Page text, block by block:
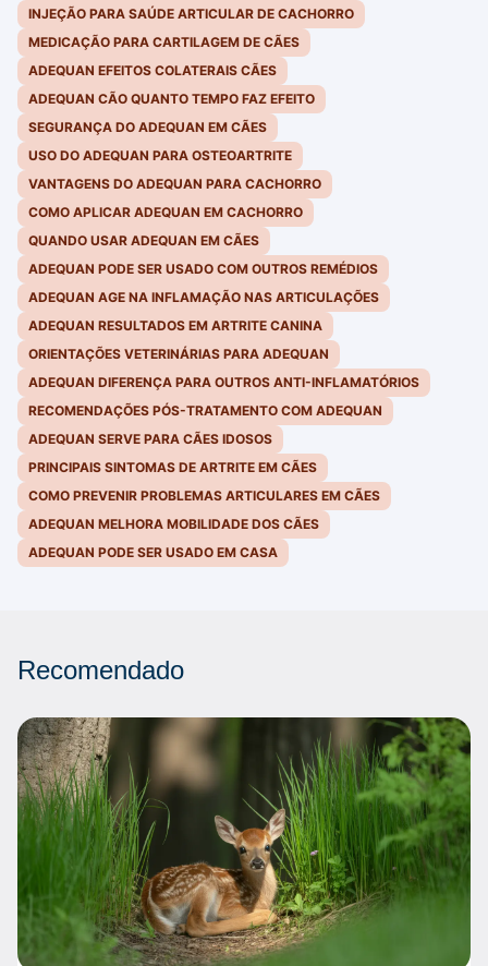
INJEÇÃO PARA SAÚDE ARTICULAR DE CACHORRO
MEDICAÇÃO PARA CARTILAGEM DE CÃES
ADEQUAN EFEITOS COLATERAIS CÃES
ADEQUAN CÃO QUANTO TEMPO FAZ EFEITO
SEGURANÇA DO ADEQUAN EM CÃES
USO DO ADEQUAN PARA OSTEOARTRITE
VANTAGENS DO ADEQUAN PARA CACHORRO
COMO APLICAR ADEQUAN EM CACHORRO
QUANDO USAR ADEQUAN EM CÃES
ADEQUAN PODE SER USADO COM OUTROS REMÉDIOS
ADEQUAN AGE NA INFLAMAÇÃO NAS ARTICULAÇÕES
ADEQUAN RESULTADOS EM ARTRITE CANINA
ORIENTAÇÕES VETERINÁRIAS PARA ADEQUAN
ADEQUAN DIFERENÇA PARA OUTROS ANTI-INFLAMATÓRIOS
RECOMENDAÇÕES PÓS-TRATAMENTO COM ADEQUAN
ADEQUAN SERVE PARA CÃES IDOSOS
PRINCIPAIS SINTOMAS DE ARTRITE EM CÃES
COMO PREVENIR PROBLEMAS ARTICULARES EM CÃES
ADEQUAN MELHORA MOBILIDADE DOS CÃES
ADEQUAN PODE SER USADO EM CASA
Recomendado